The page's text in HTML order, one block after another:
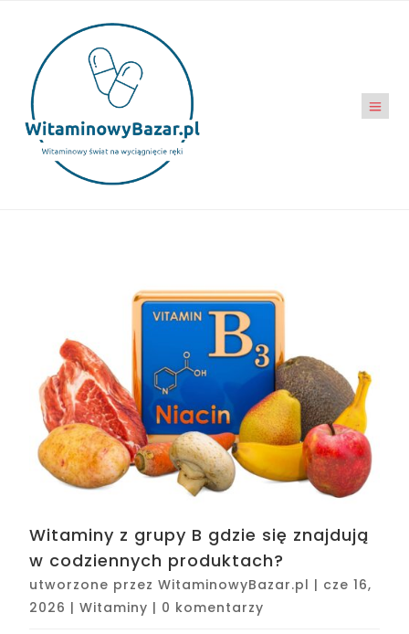
Witaminy z grupy B gdzie się znajdują
w codziennych produktach?
utworzone przezWitaminowyBazar.pl | cze 16,
2026 |Witaminy | 0 komentarzy